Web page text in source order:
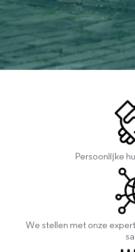
Persoonlijke
We stellen met onze